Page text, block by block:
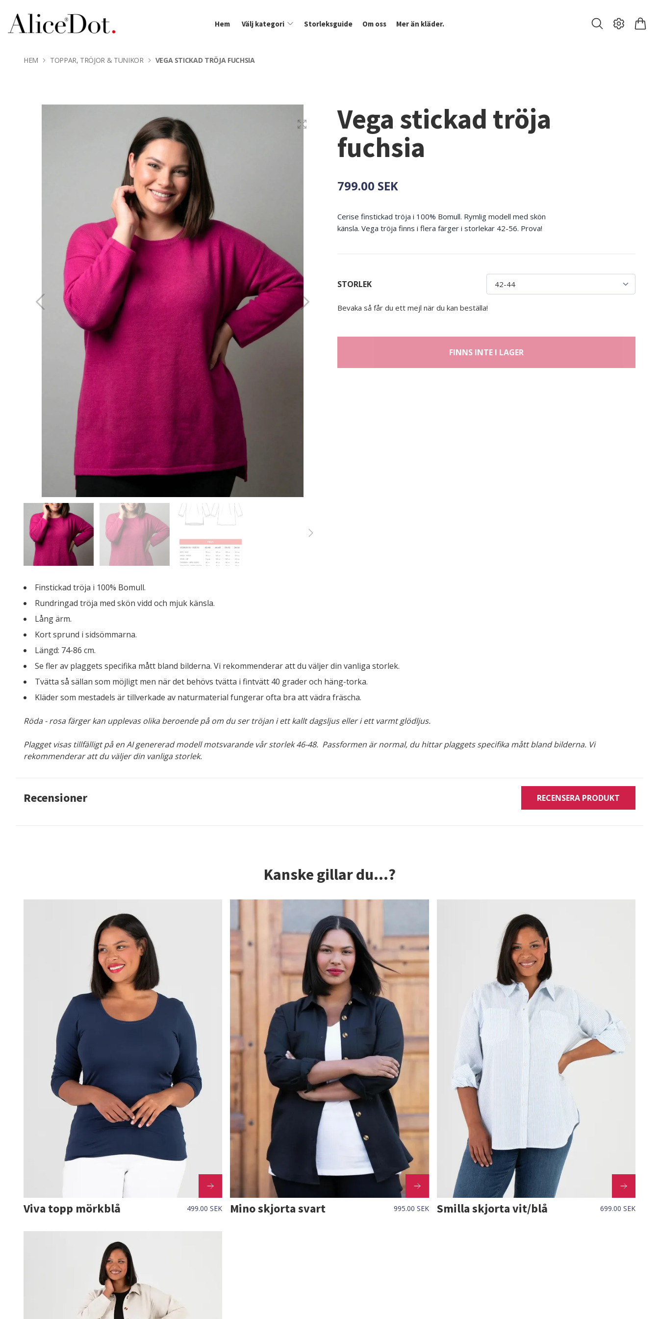
Hem Välj kategori Storleksguide Om oss Mer än kläder.
HEM TOPPAR, TRÖJOR & TUNIKOR VEGA STICKAD TRÖJA FUCHSIA
Vega stickad tröja
fuchsia
799.00 SEK
Cerise finstickad tröja i 100% Bomull. Rymlig modell med skön
känsla. Vega tröja finns i flera färger i storlekar 42-56. Prova!
STORLEK
Bevaka så får du ett mejl när du kan beställa!
FINNS INTE I LAGER
Finstickad tröja i 100% Bomull.
Rundringad tröja med skön vidd och mjuk känsla.
Lång ärm.
Kort sprund i sidsömmarna.
Längd: 74-86 cm.
Se fler av plaggets specifika mått bland bilderna. Vi rekommenderar att du väljer din vanliga storlek.
Tvätta så sällan som möjligt men när det behövs tvätta i fintvätt 40 grader och häng-torka.
Kläder som mestadels är tillverkade av naturmaterial fungerar ofta bra att vädra fräscha.
Röda - rosa färger kan upplevas olika beroende på om du ser tröjan i ett kallt dagsljus eller i ett varmt glödljus.
Plagget visas tillfälligt på en AI genererad modell motsvarande vår storlek 46-48. Passformen är normal, du hittar plaggets specifika mått bland bilderna. Vi
rekommenderar att du väljer din vanliga storlek.
Recensioner RECENSERA PRODUKT
Kanske gillar du...?
Viva topp mörkblå 499.00 SEK Mino skjorta svart 995.00 SEK Smilla skjorta vit/blå 699.00 SEK